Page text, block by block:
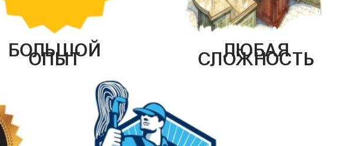
БОЛЬШОЙ
ОПЫТ ЛЮБАЯ
СЛОЖНОСТЬ